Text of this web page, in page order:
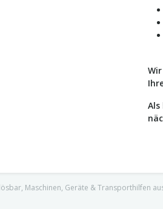
Maschinen, Geräte & Transporthilfen